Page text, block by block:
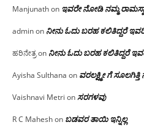
Manjunathon ಇವರೇ‌ ನೋಡಿ‌ ನಮ್ಮ‌
adminon ನೀನು ಓದು ಬರಹ ಕಲಿತಿದ್ದರೆ
ಹರಿನೇತ್ರon ನೀನು ಓದು ಬರಹ ಕಲಿತಿದ್ದರೆ
Ayisha Sulthana on ವರಲಕ್ಷ್ಮೀ ಗೆ
Vaishnavi Metri onಸರಗಳವು
R C Maheshon ಬಡವರ ತಾಯಿ ಇನ್ನಿಲ್ಲ